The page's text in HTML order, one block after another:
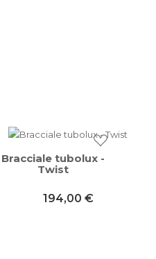
Bracciale tubolux -
Twist
194,00 €